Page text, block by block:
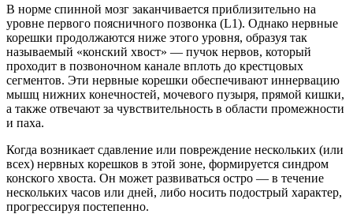
В норме спинной мозг заканчивается приблизительно на
уровне первого поясничного позвонка (L1). Однако нервные
корешки продолжаются ниже этого уровня, образуя так
называемый «конский хвост» — пучок нервов, который
проходит в позвоночном канале вплоть до крестцовых
сегментов. Эти нервные корешки обеспечивают иннервацию
мышц нижних конечностей, мочевого пузыря, прямой кишки,
а также отвечают за чувствительность в области промежности
и паха.
Когда возникает сдавление или повреждение нескольких (или
всех) нервных корешков в этой зоне, формируется синдром
конского хвоста. Он может развиваться остро — в течение
нескольких часов или дней, либо носить подострый характер,
прогрессируя постепенно.